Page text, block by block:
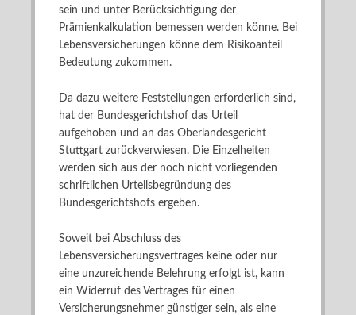
sein und unter Berücksichtigung der
Prämienkalkulation bemessen werden könne. Bei
Lebensversicherungen könne dem Risikoanteil
Bedeutung zukommen.
Da dazu weitere Feststellungen erforderlich sind,
hat der Bundesgerichtshof das Urteil
aufgehoben und an das Oberlandesgericht
Stuttgart zurückverwiesen. Die Einzelheiten
werden sich aus der noch nicht vorliegenden
schriftlichen Urteilsbegründung des
Bundesgerichtshofs ergeben.
Soweit bei Abschluss des
Lebensversicherungsvertrages keine oder nur
eine unzureichende Belehrung erfolgt ist, kann
ein Widerruf des Vertrages für einen
Versicherungsnehmer günstiger sein, als eine